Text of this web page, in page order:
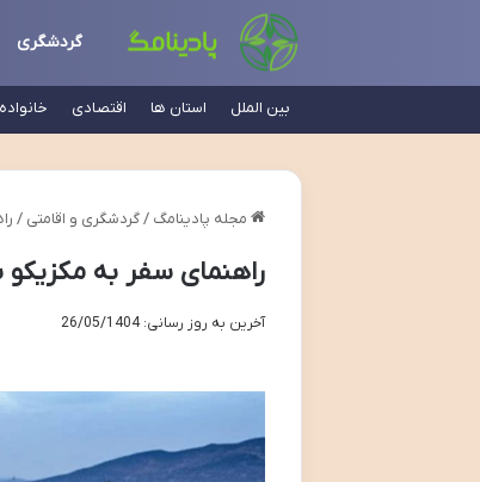
گردشگری
بین الملل استان ها اقتصادی خانواده
مجله پادینامگ / گردشگری و اقامتی /
راهنمای سفر به
آخرین به روز رسانی: 26/05/1404